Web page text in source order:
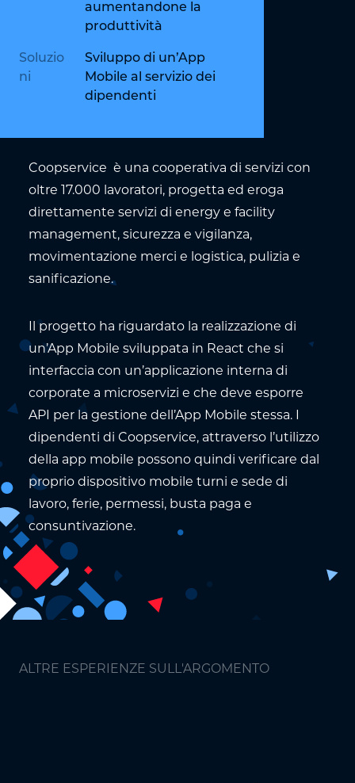
aumentandone la
produttività
Soluzio
ni
Sviluppo di un’App
Mobile al servizio dei
dipendenti
Coopservice è una cooperativa di servizi con
oltre 17.000 lavoratori, progetta ed eroga
direttamente servizi di energy e facility
management, sicurezza e vigilanza,
movimentazione merci e logistica, pulizia e
sanificazione.
Il progetto ha riguardato la realizzazione di
un’App Mobile sviluppata in React che si
interfaccia con un’applicazione interna di
corporate a microservizi e che deve esporre
API per la gestione dell’App Mobile stessa. I
dipendenti di Coopservice, attraverso l’utilizzo
della app mobile possono quindi verificare dal
proprio dispositivo mobile turni e sede di
lavoro, ferie, permessi, busta paga e
consuntivazione.
ALTRE ESPERIENZE SULL'ARGOMENTO